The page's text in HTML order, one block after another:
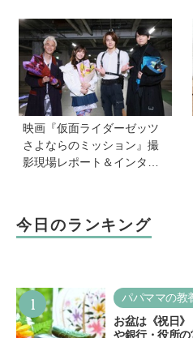
食べるの！？】vol.55
映画『仮面ライダーゼッツ
さよならのミッション』撮
影現場レポート＆インタビ
今日のランキング
1 パパママの教
お盆は《祝日
や銀行・役所